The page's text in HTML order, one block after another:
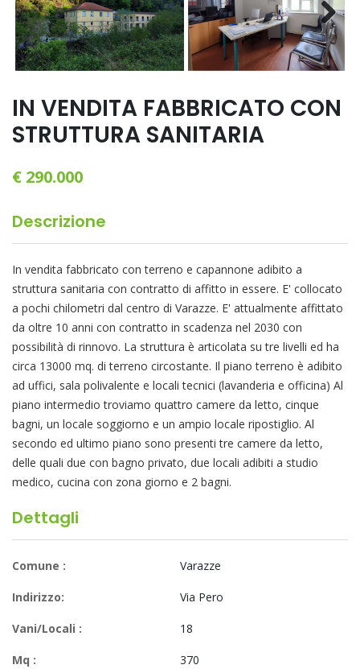
Next
IN VENDITA FABBRICATO CON
STRUTTURA SANITARIA
€ 290.000
Descrizione
In vendita fabbricato con terreno e capannone adibito a
struttura sanitaria con contratto di affitto in essere. E' collocato
a pochi chilometri dal centro di Varazze. E' attualmente affittato
da oltre 10 anni con contratto in scadenza nel 2030 con
possibilità di rinnovo. La struttura è articolata su tre livelli ed ha
circa 13000 mq. di terreno circostante. Il piano terreno è adibito
ad uffici, sala polivalente e locali tecnici (lavanderia e officina) Al
piano intermedio troviamo quattro camere da letto, cinque
bagni, un locale soggiorno e un ampio locale ripostiglio. Al
secondo ed ultimo piano sono presenti tre camere da letto,
delle quali due con bagno privato, due locali adibiti a studio
medico, cucina con zona giorno e 2 bagni.
Dettagli
Comune : Varazze
Indirizzo: Via Pero
Vani/Locali : 18
Mq : 370